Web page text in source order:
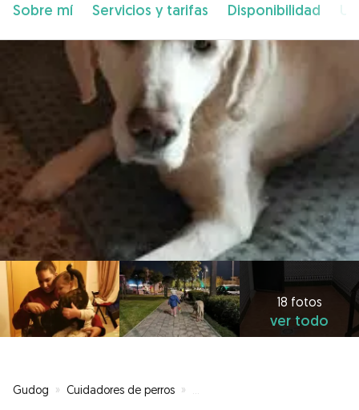
Sobre mí Servicios y tarifas Disponibilidad
18 fotos
ver todo
Gudog » Cuidadores de perros »